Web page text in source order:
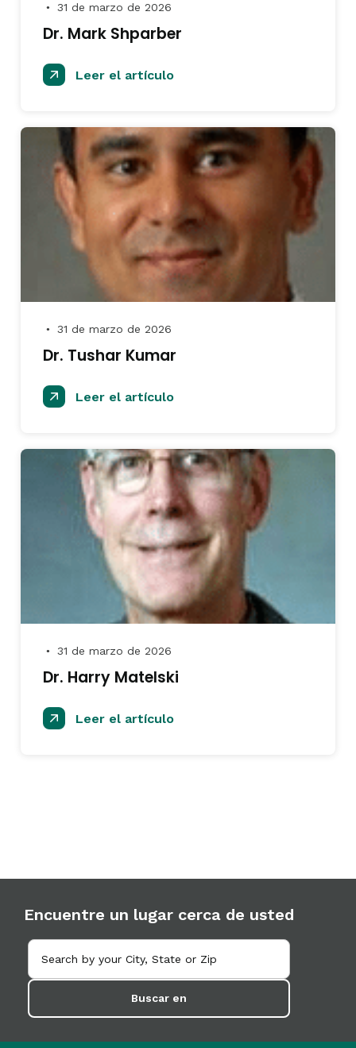
● 31 de marzo de 2026
Dr. Mark Shparber
Leer el artículo
● 31 de marzo de 2026
Dr. Tushar Kumar
Leer el artículo
● 31 de marzo de 2026
Dr. Harry Matelski
Leer el artículo
Encuentre un lugar cerca de usted
Buscar en